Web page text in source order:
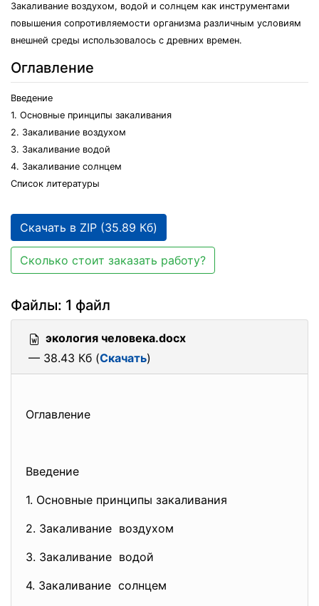
Закаливание воздухом, водой и солнцем как инструментами
повышения сопротивляемости организма различным условиям
внешней среды использовалось с древних времен.
Оглавление
Введение
1. Основные принципы закаливания
2. Закаливание воздухом
3. Закаливание водой
4. Закаливание солнцем
Список литературы
Скачать в ZIP (35.89 Кб)
Сколько стоит заказать работу?
Файлы: 1 файл
экология человека.docx
— 38.43 Кб (Скачать)
Оглавление
Введение
1. Основные принципы закаливания
2. Закаливание воздухом
3. Закаливание водой
4. Закаливание солнцем